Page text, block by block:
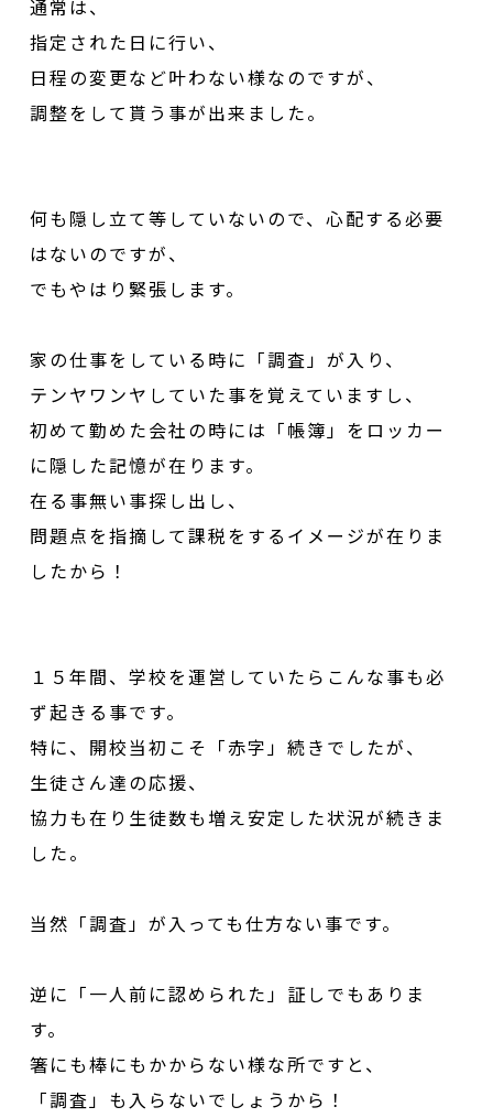
通常は、
指定された日に行い、
日程の変更など叶わない様なのですが、
調整をして貰う事が出来ました。
何も隠し立て等していないので、心配する必要
はないのですが、
でもやはり緊張します。
家の仕事をしている時に「調査」が入り、
テンヤワンヤしていた事を覚えていますし、
初めて勤めた会社の時には「帳簿」をロッカー
に隠した記憶が在ります。
在る事無い事探し出し、
問題点を指摘して課税をするイメージが在りま
したから！
１５年間、学校を運営していたらこんな事も必
ず起きる事です。
特に、開校当初こそ「赤字」続きでしたが、
生徒さん達の応援、
協力も在り生徒数も増え安定した状況が続きま
した。
当然「調査」が入っても仕方ない事です。
逆に「一人前に認められた」証しでもありま
す。
箸にも棒にもかからない様な所ですと、
「調査」も入らないでしょうから！